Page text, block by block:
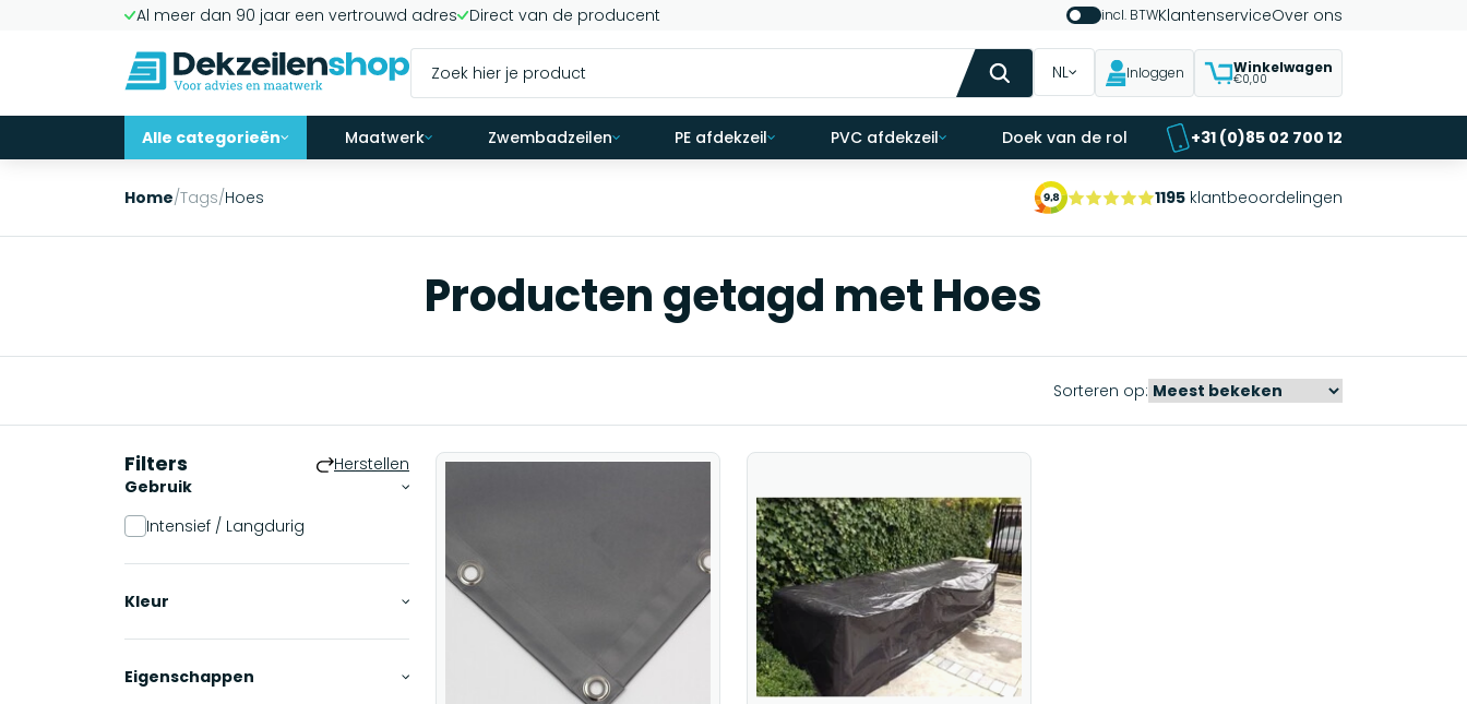
Al meer dan 90 jaar een vertrouwd adres Direct van de producent incl. BTWKlantenserviceOver ons
NL Inloggen Winkelwagen
€0,00
Alle categorieën Maatwerk Zwembadzeilen PE afdekzeil PVC afdekzeil Doek van de rol +31 (0)85 02 700 12
Home/Tags/Hoes 1195 klantbeoordelingen
Producten getagd met Hoes
Sorteren op:
Filters
Herstellen
Gebruik
Intensief / Langdurig
Kleur
Eigenschappen